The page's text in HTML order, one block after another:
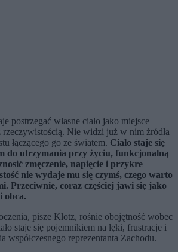
postrzegać własne ciało jako miejsce
Nie widzi już w nim źródła
łączącego go ze światem. Ciało staje się
do utrzymania przy życiu, funkcjonalną
zmęczenie, napięcie i przykre
nie wydaje mu się czymś, czego warto
Przeciwnie, coraz częściej jawi się jako
obca.
pisze Klotz, rośnie obojętność wobec
staje się pojemnikiem na lęki, frustracje i
współczesnego reprezentanta Zachodu.